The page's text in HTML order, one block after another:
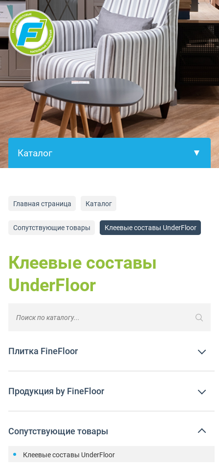
Главная страница Каталог
Сопутствующие товары Клеевые составы UnderFloor
Клеевые составы
UnderFloor
Плитка FineFloor
Продукция by FineFloor
Сопутствующие товары
Клеевые составы UnderFloor
×